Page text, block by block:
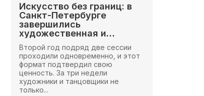
Искусство без границ: в
Санкт-Петербурге
завершились
художественная и
хореографическая сессии
Школы Иннопрактики.
Второй год подряд две сессии
проходили одновременно, и этот
формат подтвердил свою
ценность. За три недели
художники и танцовщики не
только...